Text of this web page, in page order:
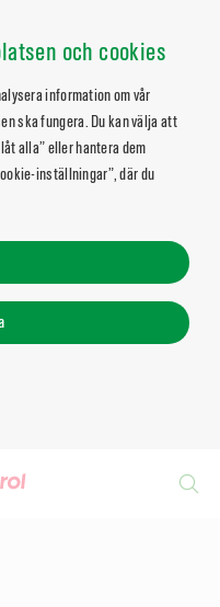
och cookies
information om vår
ska fungera. Du kan välja att
alla” eller hantera dem
inställningar”, där du